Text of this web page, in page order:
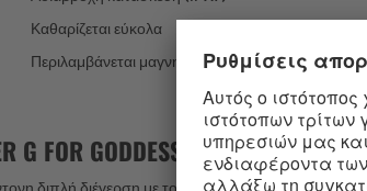
Καθαρίζεται εύκολα
Περιλαμβάνεται μαγνητικό καλώδιο φόρτισης USB
G FOR GODDESS 1: